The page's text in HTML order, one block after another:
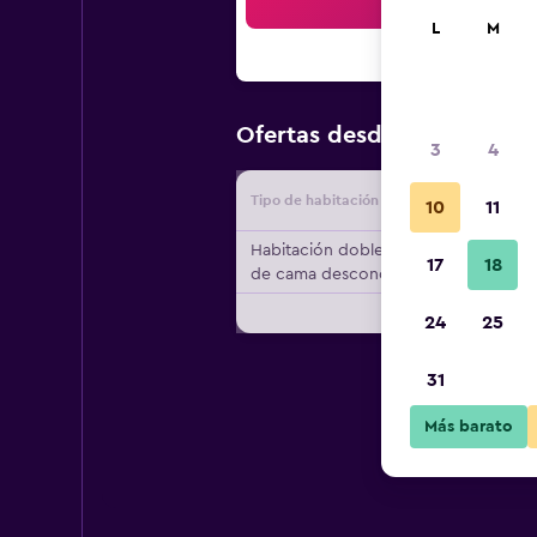
Ofertas desde
Tipo de habitación
Habitación doble, tipo
de cama desconocido
L M
3 4
10 11
17 18
24 25
31
Más barato